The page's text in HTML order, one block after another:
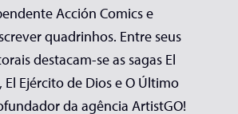
Acción Comics e
quadrinhos. Entre seus
destacam-se as sagas El
El Ejército de Dios e O Último
da agência ArtistGO!